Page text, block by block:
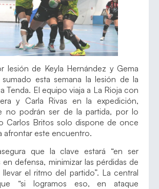
lesión de Keyla Hernández y Gema
esta semana la lesión de la
Tenda. El equipo viaja a La Rioja con
y Carla Rivas en la expedición,
no podrán ser de la partida, por lo
Carlos Britos solo dispone de once
afrontar este encuentro.
que la clave estará “en ser
defensa, minimizar las pérdidas de
el ritmo del partido”. La central
“si logramos eso, en ataque